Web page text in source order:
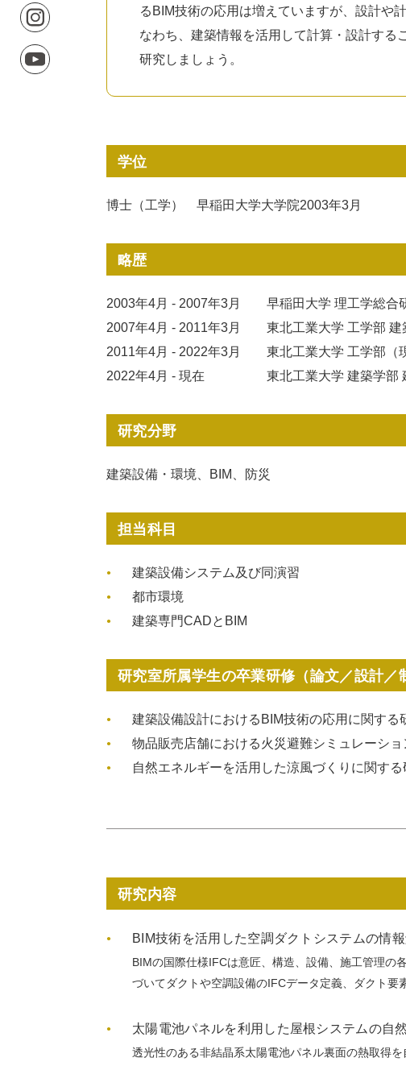
るBIM技術の応用は増えていますが、設計や
なわち、建築情報を活用して計算・設計する
研究しましょう。
学位
博士（工学） 早稲田大学大学院2003年3月
略歴
2003年4月 - 2007年3月
早稲田大学 理工学総
2007年4月 - 2011年3月
東北工業大学 工学部
2011年4月 - 2022年3月
東北工業大学 工学部
2022年4月 ‐ 現在
東北工業大学 建築学
研究分野
建築設備・環境、BIM、防災
担当科目
建築設備システム及び同演習
都市環境
建築専門CADとBIM
研究室所属学生の卒業研修（論文／設計／
建築設備設計におけるBIM技術の応用に関する
物品販売店舗における火災避難シミュレーシ
自然エネルギーを活用した涼風づくりに関する
研究内容
BIM技術を活用した空調ダクトシステムの情
BIMの国際仕様IFCは意匠、構造、設備、施工管理の
づいてダクトや空調設備のIFCデータ定義、ダクト要
太陽電池パネルを利用した屋根システムの自
透光性のある非結晶系太陽電池パネル裏面の熱取得